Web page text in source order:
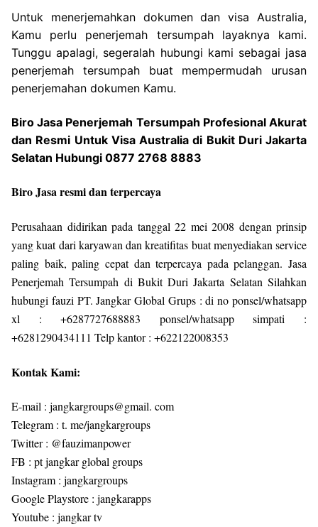
Untuk menerjemahkan dokumen dan visa Australia,
Kamu perlu penerjemah tersumpah layaknya kami.
Tunggu apalagi, segeralah hubungi kami sebagai jasa
penerjemah tersumpah buat mempermudah urusan
penerjemahan dokumen Kamu.
Biro Jasa Penerjemah Tersumpah Profesional Akurat
dan Resmi Untuk Visa Australia di Bukit Duri Jakarta
Selatan Hubungi 0877 2768 8883
Biro Jasa resmi dan terpercaya
Perusahaan didirikan pada tanggal 22 mei 2008 dengan prinsip
yang kuat dari karyawan dan kreatifitas buat menyediakan service
paling baik, paling cepat dan terpercaya pada pelanggan. Jasa
Penerjemah Tersumpah di Bukit Duri Jakarta Selatan Silahkan
hubungi fauzi PT. Jangkar Global Grups : di no ponsel/whatsapp
xl : +6287727688883 ponsel/whatsapp simpati :
+6281290434111 Telp kantor : +622122008353
Kontak Kami:
E-mail : jangkargroups@gmail. com
Telegram : t. me/jangkargroups
Twitter : @fauzimanpower
FB : pt jangkar global groups
Instagram : jangkargroups
Google Playstore : jangkarapps
Youtube : jangkar tv